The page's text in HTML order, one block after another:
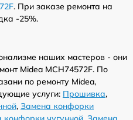
. При заказе ремонта на
-25%.
наших мастеров - они
Midea MCH74572F. По
по ремонту Midea,
услуги: Прошивка,
, Замена конфорки